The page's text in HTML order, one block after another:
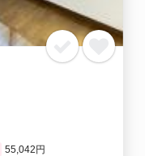
55,042円